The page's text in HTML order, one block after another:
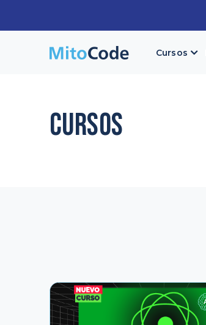
content
Cursos
CURSOS